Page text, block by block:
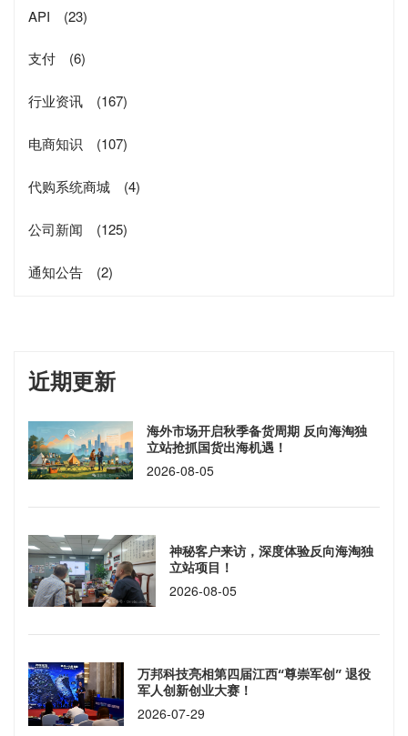
API (23)
支付 (6)
行业资讯 (167)
电商知识 (107)
代购系统商城 (4)
公司新闻 (125)
通知公告 (2)
近期更新
海外市场开启秋季备货周期 反向海淘独
立站抢抓国货出海机遇！
2026-08-05
神秘客户来访，深度体验反向海淘独
立站项目！
2026-08-05
万邦科技亮相第四届江西“尊崇军创” 退役
军人创新创业大赛！
2026-07-29